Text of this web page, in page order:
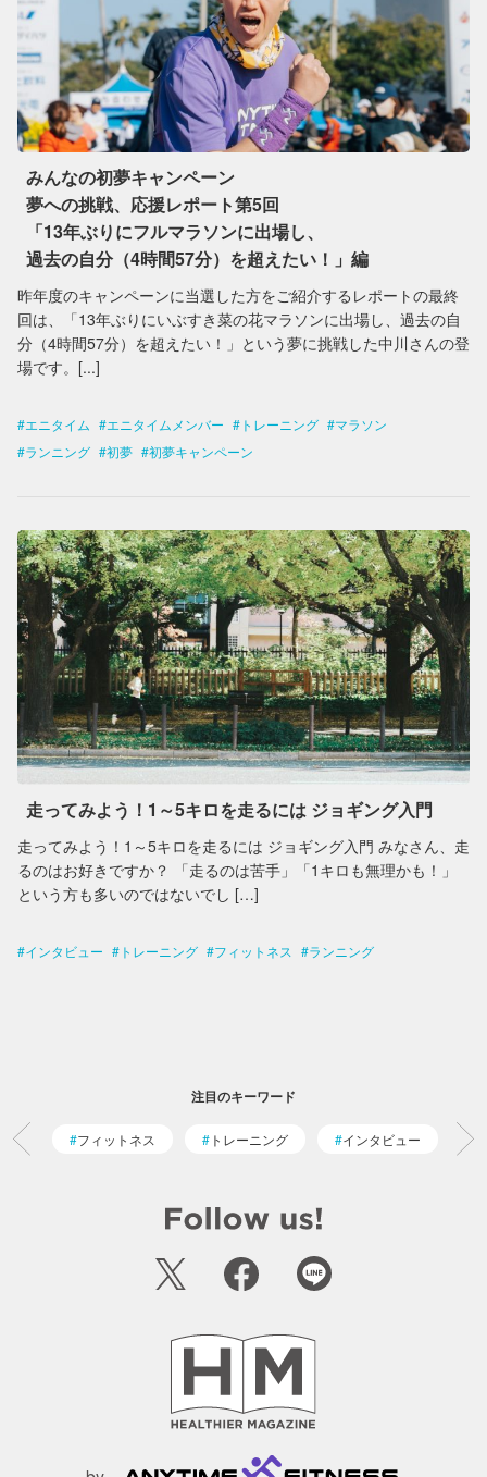
みんなの初夢キャンペーン
夢への挑戦、応援レポート第5回
「13年ぶりにフルマラソンに出場し、
過去の⾃分（4時間57分）を超えたい！」編
昨年度のキャンペーンに当選した方をご紹介するレポートの最終
回は、「13年ぶりにいぶすき菜の花マラソンに出場し、過去の⾃
分（4時間57分）を超えたい！」という夢に挑戦した中川さんの登
場です。[...]
エニタイム エニタイムメンバー トレーニング
マラソン
ランニング
初夢 初夢キャンペーン
走ってみよう！1～5キロを走るには ジョギング入門
走ってみよう！1～5キロを走るには ジョギング入門 みなさん、走
るのはお好きですか？ 「走るのは苦手」「1キロも無理かも！」
という方も多いのではないでし […]
インタビュー トレーニング フィットネス ランニング
注目のキーワード
フィットネス トレーニング インタビュー